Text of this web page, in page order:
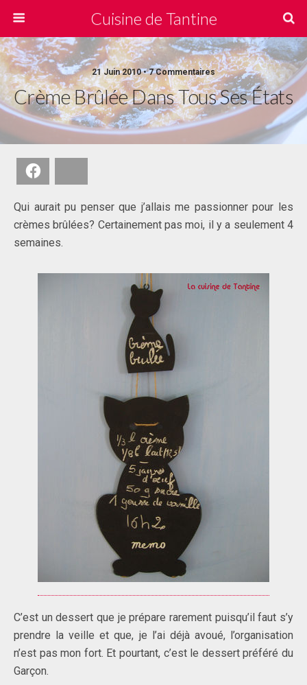
Cuisine de Tantine
21 Juin 2010 • 7 Commentaires
Crème Brûlée Dans Tous Ses États
Qui aurait pu penser que j’allais me passionner pour les
crèmes brûlées? Certainement pas moi, il y a seulement 4
semaines.
C’est un dessert que je prépare rarement puisqu’il faut s’y
prendre la veille et que, je l’ai déjà avoué, l’organisation
n’est pas mon fort. Et pourtant, c’est le dessert préféré du
Garçon.